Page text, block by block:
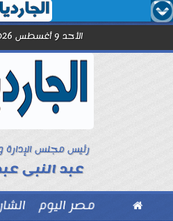
 
الأحد 9 أغسطس 2026
رئيس مجلس الإدارة
عبد النبى
 مصر اليوم